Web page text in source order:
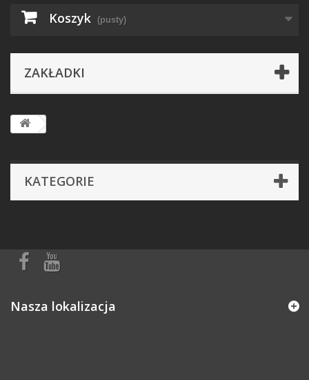
Koszyk (pusty)
ZAKŁADKI
KATEGORIE
Nasza lokalizacja